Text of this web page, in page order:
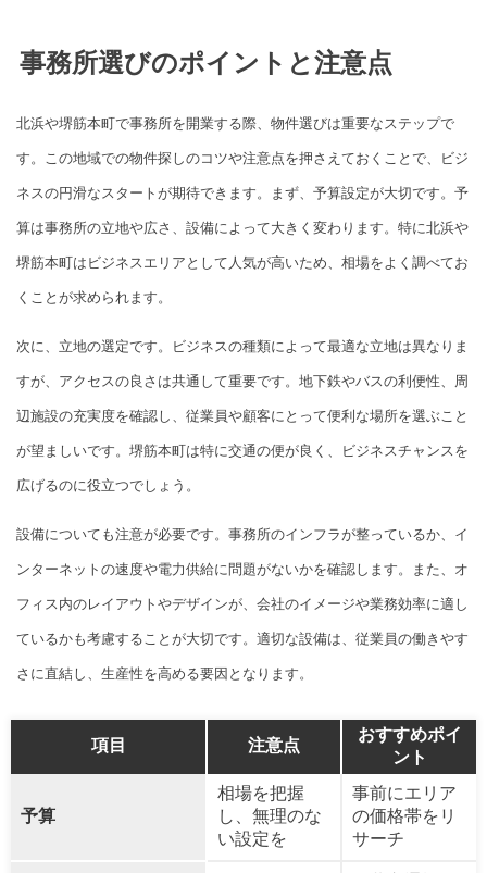
事務所選びのポイントと注意点
北浜や堺筋本町で事務所を開業する際、物件選びは重要なステップで
す。この地域での物件探しのコツや注意点を押さえておくことで、ビジ
ネスの円滑なスタートが期待できます。まず、予算設定が大切です。予
算は事務所の立地や広さ、設備によって大きく変わります。特に北浜や
堺筋本町はビジネスエリアとして人気が高いため、相場をよく調べてお
くことが求められます。
次に、立地の選定です。ビジネスの種類によって最適な立地は異なりま
すが、アクセスの良さは共通して重要です。地下鉄やバスの利便性、周
辺施設の充実度を確認し、従業員や顧客にとって便利な場所を選ぶこと
が望ましいです。堺筋本町は特に交通の便が良く、ビジネスチャンスを
広げるのに役立つでしょう。
設備についても注意が必要です。事務所のインフラが整っているか、イ
ンターネットの速度や電力供給に問題がないかを確認します。また、オ
フィス内のレイアウトやデザインが、会社のイメージや業務効率に適し
ているかも考慮することが大切です。適切な設備は、従業員の働きやす
さに直結し、生産性を高める要因となります。
項目 注意点
おすすめポイ
ント
予算
相場を把握
し、無理のな
い設定を
事前にエリア
の価格帯をリ
サーチ